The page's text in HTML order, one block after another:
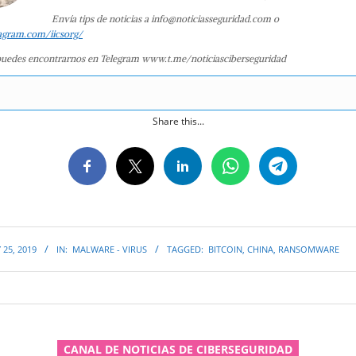
Envía tips de noticias a info@noticiasseguridad.com o
iicsorg/
encontrarnos en Telegram www.t.me/noticiasciberseguridad
Share this...
25, 2019 IN: MALWARE - VIRUS TAGGED: BITCOIN CHINA RANSOMWARE
CANAL DE NOTICIAS DE CIBERSEGURIDAD